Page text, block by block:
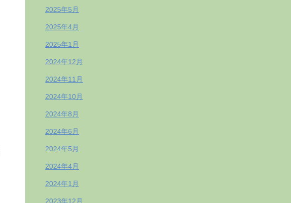
2025年5月
2025年4月
2025年1月
2024年12月
2024年11月
2024年10月
2024年8月
2024年6月
2024年5月
2024年4月
2024年1月
2023年12月